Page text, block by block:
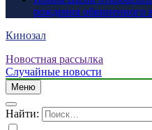
рождения обвиненного
Кинозал
Новостная рассылка
Случайные новости
Меню
Найти: